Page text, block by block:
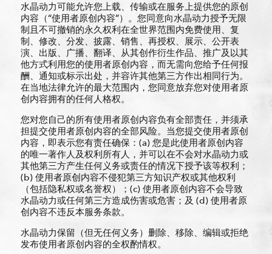
水晶动力可能允许您上载、传输或在服务上提供您的原创
内容（“使用者原创内容”）。您同意向水晶动力授予无限
制且不可撤销的永久权利在全世界范围内免费使用、复
制、修改、分发、披露、销售、再授权、展示、公开表
演、出版、广播、翻译、从其创作衍生作品、推广及以其
他方式利用您的使用者原创内容，而无需向您给予任何报
酬、通知或标示出处，并容许其他第三方作出相同行为。
在当地法律允许的最大范围内，您同意放弃您对使用者原
创内容拥有的任何人格权。
您对您自己的所有使用者原创内容负有全部责任，并须承
担提交使用者原创内容的全部风险。当您提交使用者原创
内容，即表示您有责任确保：(a) 您是此使用者原创内容
的唯一著作人及权利所有人，并可以在不会对水晶动力或
其他第三方产生任何义务或责任的情况下授予该等权利；
(b) 使用者原创内容不侵犯第三方知识产权或其他权利
（包括隐私权或名誉权）；(c) 使用者原创内容不会导致
水晶动力或任何第三方造成伤害或危害；及 (d) 使用者原
创内容不违反本服务条款。
水晶动力保留（但无任何义务）删除、移除、编辑或拒绝
发布使用者原创内容的全权酌情权。